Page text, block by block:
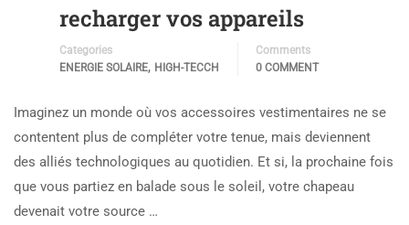
recharger vos appareils
Categories
ENERGIE SOLAIRE, HIGH-TECCH
Comments
0 COMMENT
Imaginez un monde où vos accessoires vestimentaires ne se
contentent plus de compléter votre tenue, mais deviennent
des alliés technologiques au quotidien. Et si, la prochaine fois
que vous partiez en balade sous le soleil, votre chapeau
devenait votre source …